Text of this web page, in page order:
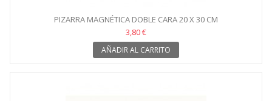
PIZARRA MAGNÉTICA DOBLE CARA 20 X 30 CM
3,80 €
AÑADIR AL CARRITO